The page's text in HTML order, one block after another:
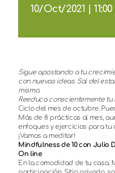
10/Oct/2021 |
Sigue apostando a tu
con nuevas ideas. Sal del
mismo.
Reeduca conscientemente tu
Ciclo del mes de octubre.
Más de 8 prácticas al mes,
enfoques y ejercicios para tu
¡Vamos a meditar!
Mindfulness de 10 con Julio
On line
En la comodidad de tu casa.